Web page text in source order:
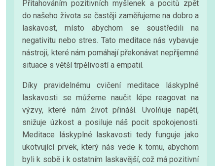
Přitahováním pozitivních myšlenek a pocitů zpět
do našeho života se častěji zaměřujeme na dobro a
laskavost, místo abychom se soustředili na
negativitu nebo stres. Tato meditace nás vybavuje
nástroji, které nám pomáhají překonávat nepříjemné
situace s větší trpělivostí a empatií.
Díky pravidelnému cvičení meditace láskyplné
laskavosti se můžeme naučit lépe reagovat na
výzvy, které nám život přináší. Uvolňuje napětí,
snižuje úzkost a posiluje náš pocit spokojenosti.
Meditace láskyplné laskavosti tedy funguje jako
ukotvující prvek, který nás vede k tomu, abychom
byli k sobě i k ostatním laskavější, což má pozitivní